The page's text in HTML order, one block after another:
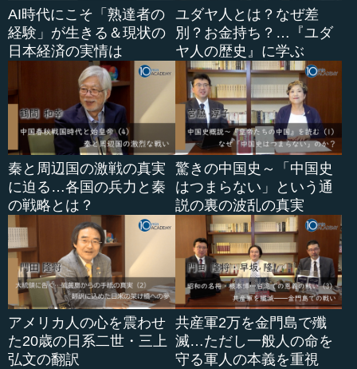
AI時代にこそ「熟達者の
経験」が生きる＆現状の
日本経済の実情は
ユダヤ人とは？なぜ差
別？お金持ち？…『ユダ
ヤ人の歴史』に学ぶ
秦と周辺国の激戦の真実
に迫る…各国の兵力と秦
の戦略とは？
驚きの中国史～「中国史
はつまらない」という通
説の裏の波乱の真実
アメリカ人の心を震わせ
た20歳の日系二世・三上
弘文の翻訳
共産軍2万を金門島で殲
滅…ただし一般人の命を
守る軍人の本義を重視